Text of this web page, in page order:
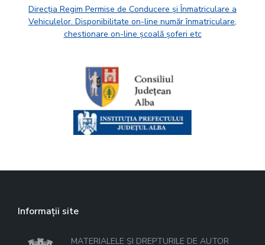
Direcția Regim Permise de Conducere și Înmatriculare a
Vehiculelor. Disponibilitate on-line număr înmatriculare,
chestionare on-line școală șoferi etc
Informații site
MATERIALELE ȘI DREPTURILE DE AUTOR